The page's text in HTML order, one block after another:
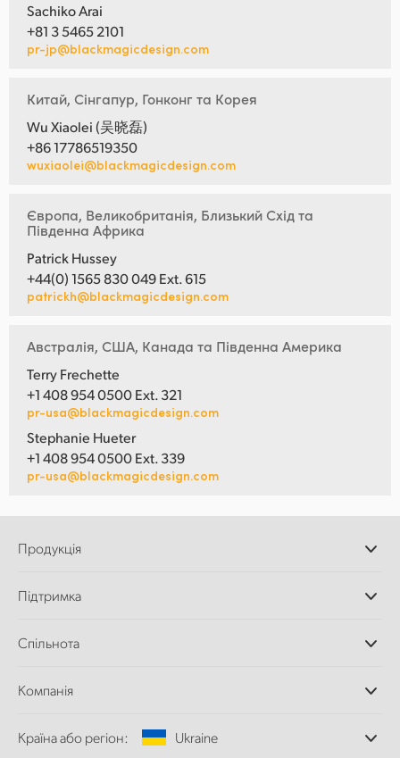
Sachiko Arai
+81 3 5465 2101
pr-jp@blackmagicdesign.com
Китай, Сінгапур, Гонконг та Корея
Wu Xiaolei (吴晓磊)
+86 17786519350
wuxiaolei@blackmagicdesign.com
Європа, Великобританія, Близький Схід та
Південна Африка
Patrick Hussey
+44(0) 1565 830 049 Ext. 615
patrickh@blackmagicdesign.com
Австралія, США, Канада та Південна Америка
Terry Frechette
+1 408 954 0500 Ext. 321
pr-usa@blackmagicdesign.com
Stephanie Hueter
+1 408 954 0500 Ext. 339
pr-usa@blackmagicdesign.com
Продукція
Додатки DaVinci
Відеомікшери ATEM
Дискові рекордери
та відтворення
Підтримка
Центр підтримки
Спільнота
Компанія
Про нас
Країна або регіон: Ukraine